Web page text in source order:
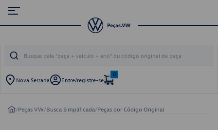
Nova Serrana Entre/registre-se
0
/Peças VW/Busca Simplificada/Peças por Código Original